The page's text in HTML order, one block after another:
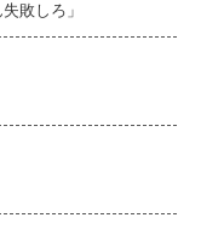
敗しろ」